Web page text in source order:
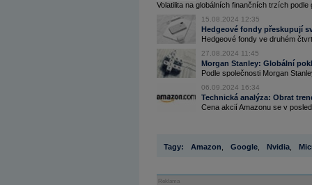
Volatilita na globálních finančních trzích podle
15.08.2024 12:35
Hedgeové fondy přeskupují
Hedgeové fondy ve druhém
27.08.2024 11:45
Morgan Stanley: Globální
Podle společnosti Morgan
06.09.2024 16:34
Technická analýza: Obrat
Cena akcií Amazonu se v
Tagy: Amazon Google Nvidia
Reklama